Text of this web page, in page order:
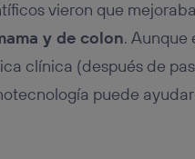
vieron que
y de colon. Aunque
clínica (después de
puede